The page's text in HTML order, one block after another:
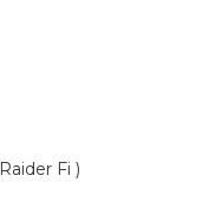
Fi )